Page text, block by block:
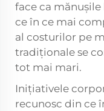
face ca
ce în ce mai
al costurilor pe
tradiționale se
tot mai mari.
Inițiativele
recunosc din ce